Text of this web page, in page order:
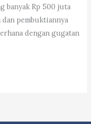
banyak Rp 500 juta
dan pembuktiannya
dengan gugatan